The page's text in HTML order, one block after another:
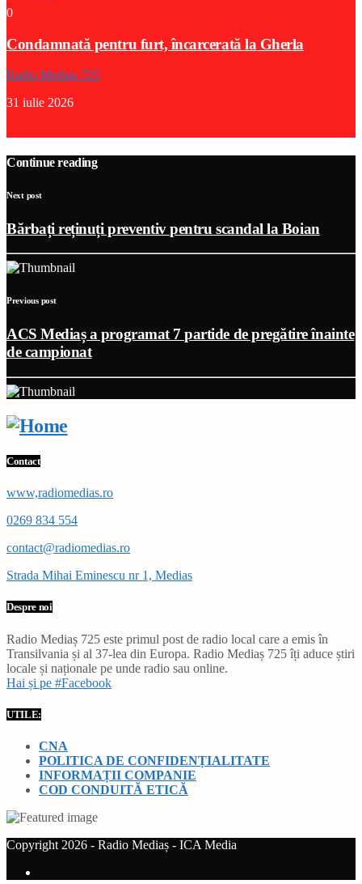
0
Condamnată pentru furt, încarcerată la Gherla
Radio Medias 725
31 iulie 2026
Continue reading
Next post
Bărbați reținuți preventiv pentru scandal la Boian
Previous post
ACS Mediaș a programat 7 partide de pregătire înainte
de campionat
Contact
www,radiomedias.ro
0269 834 554
contact@radiomedias.ro
Strada Mihai Eminescu nr 1, Medias
Despre noi
Radio Mediaș 725 este primul post de radio local care a emis în
Transilvania și al 37-lea din Europa. Radio Mediaș 725 îți aduce știri
locale și naționale pe unde radio sau online.
Hai și pe #Facebook
UTILE:
CNA
POLITICA DE CONFIDENȚIALITATE
INFORMAȚII COMPANIE
COD CONDUITĂ ETICĂ
Copyright 2026 - Radio Mediaș - ICA Media